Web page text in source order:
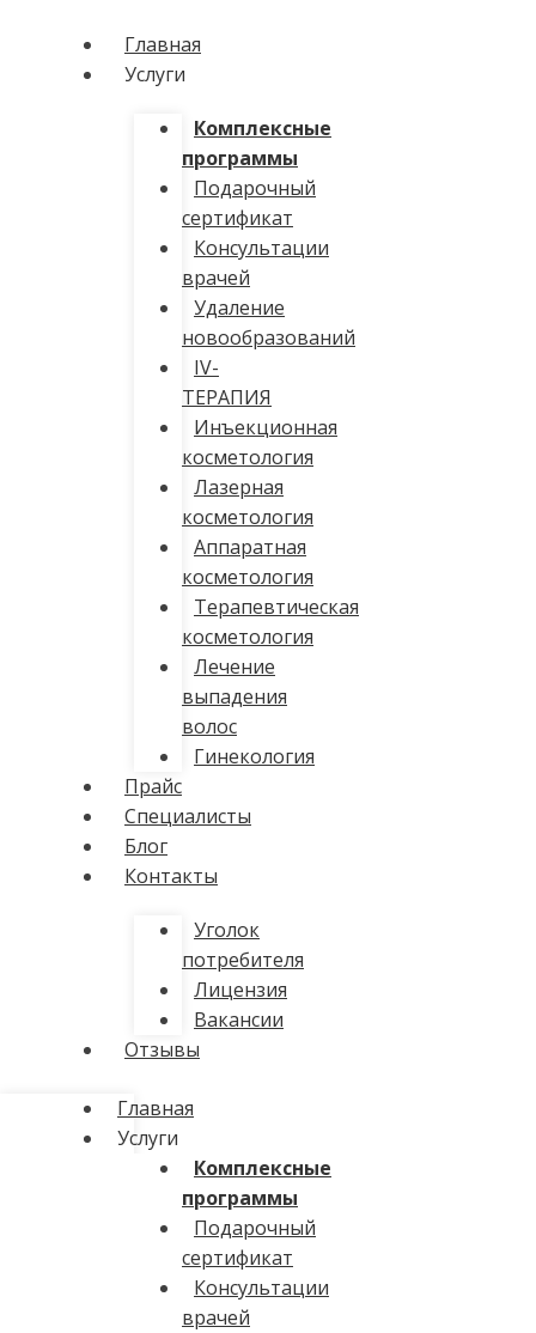
Главная
Услуги
Комплексные
программы
Подарочный
сертификат
Консультации
врачей
Удаление
новообразований
IV-
ТЕРАПИЯ
Инъекционная
косметология
Лазерная
косметология
Аппаратная
косметология
Терапевтическая
косметология
Лечение
выпадения
волос
Гинекология
Прайс
Специалисты
Блог
Контакты
Уголок
потребителя
Лицензия
Вакансии
Отзывы
Главная
Услуги
Комплексные
программы
Подарочный
сертификат
Консультации
врачей